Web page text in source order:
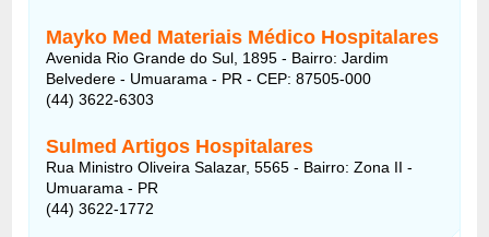
Mayko Med Materiais Médico Hospitalares
Avenida Rio Grande do Sul, 1895 - Bairro: Jardim
Belvedere - Umuarama - PR - CEP: 87505-000
(44) 3622-6303
Sulmed Artigos Hospitalares
Rua Ministro Oliveira Salazar, 5565 - Bairro: Zona II -
Umuarama - PR
(44) 3622-1772